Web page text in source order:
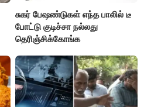
சுகர் பேஷண்டுகள் எந்த பாலில் டீ
போட்டு குடிச்சா நல்லது
தெரிஞ்சிக்கோங்க